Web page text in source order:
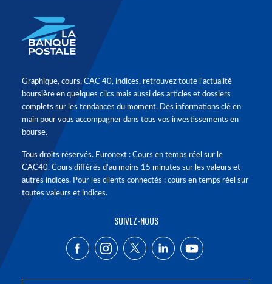
Graphique, cours, CAC 40, indices, retrouvez toute l'actualité
boursière en quelques clics mais aussi des articles et dossiers
complets sur les tendances du moment. Des informations clé en
main pour vous accompagner dans tous vos investissements en
bourse.
Tous droits réservés. Euronext : Cours en temps réel sur le
CAC40. Cours différés d'au moins 15 minutes sur les valeurs et
autres indices. Pour les clients connectés : cours en temps réel sur
toutes valeurs et indices.
SUIVEZ-NOUS